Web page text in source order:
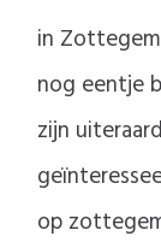
in
nog eentje
zijn
op